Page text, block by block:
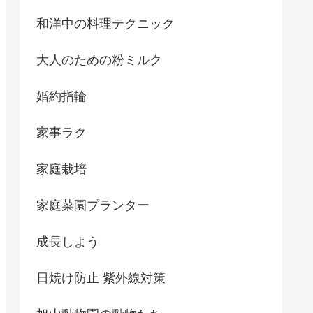
和洋中の料理テクニック
大人のための粉ミルク
婚約指輪
家事ラク
家庭栽培
家庭菜園プランター
成長しよう
日焼け防止 紫外線対策